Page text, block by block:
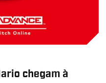
chegam à